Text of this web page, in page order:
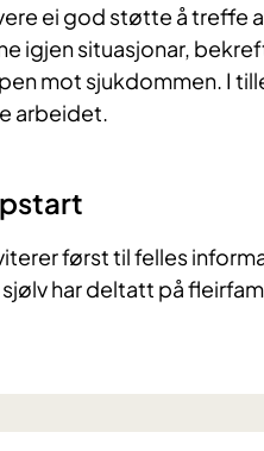
ei god støtte å treffe
igjen situasjonar,
mot sjukdommen. I
arbeidet.
først til felles
har deltatt på